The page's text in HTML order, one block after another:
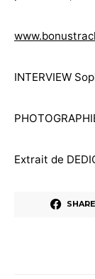
INTERVIEW
Extrait de
SHARE